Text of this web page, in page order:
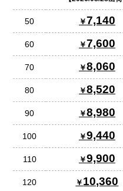
50 7,140
60 7,600
70 8,060
80 8,520
90 8,980
100 9,440
110 9,900
120 10,360